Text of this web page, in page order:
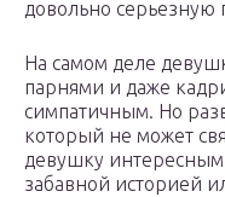
довольно серьезную
На самом деле
парнями и даже
симпатичным. Но
который не может
девушку
забавной историей